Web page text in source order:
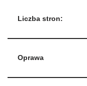
Liczba stron:
Oprawa